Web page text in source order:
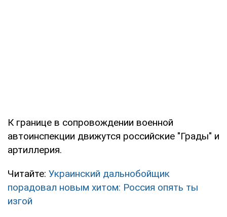
К границе в сопровождении военной
автоинспекции движутся российские "Грады" и
артиллерия.
Читайте: Украинский дальнобойщик
порадовал новым хитом: Россия опять ты
изгой